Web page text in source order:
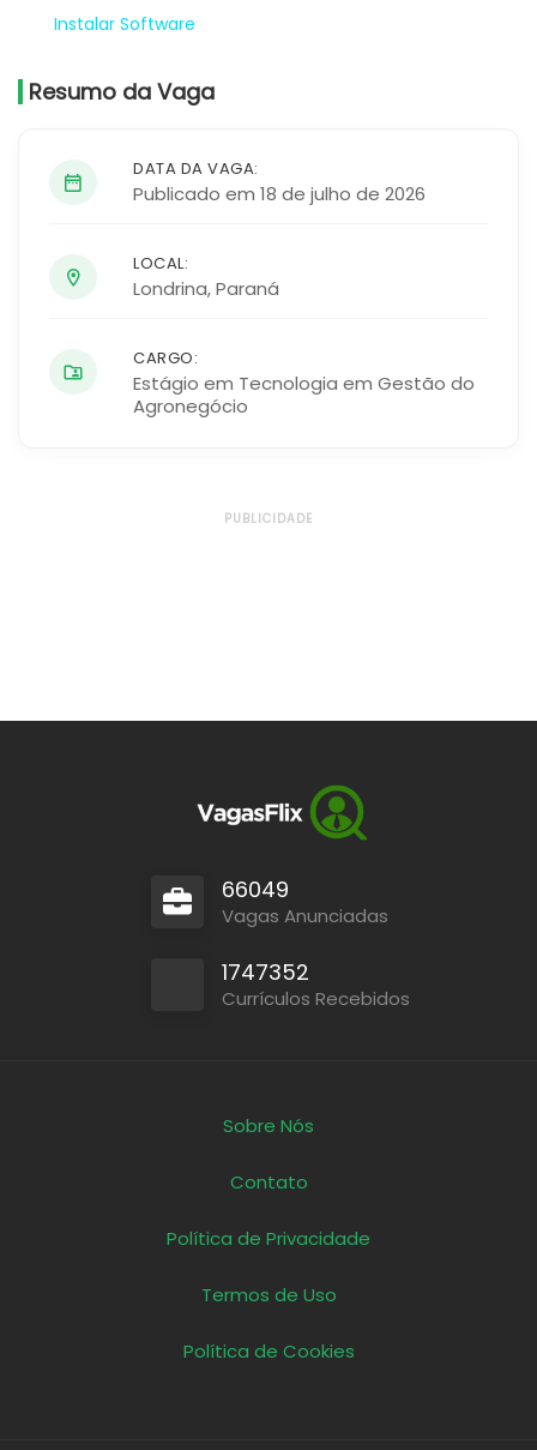
Instalar Software
Resumo da Vaga
DATA DA VAGA:
Publicado em 18 de julho de 2026
LOCAL:
Londrina,Paraná
CARGO:
Estágio em Tecnologia em Gestão do
Agronegócio
PUBLICIDADE
66049
Vagas Anunciadas
1747352
Currículos Recebidos
Sobre Nós
Contato
Política de Privacidade
Termos de Uso
Política de Cookies